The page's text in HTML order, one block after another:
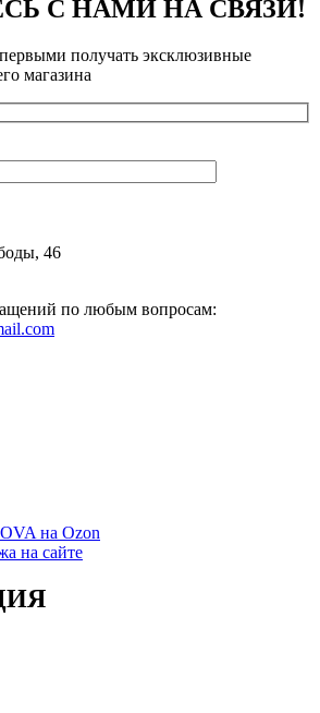
С НАМИ НА СВЯЗИ!
получать эксклюзивные
магазина
46
по любым вопросам:
на Ozon
на сайте